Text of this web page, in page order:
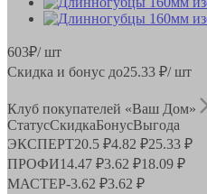
603₽/ шт
Скидка и бонус до25.33 ₽/ шт
Клуб покупателей «Ваш Дом»
СтатусСкидкаБонусВыгода
ЭКСПЕРТ20.5 ₽4.82 ₽25.33 ₽
ПРОФИ14.47 ₽3.62 ₽18.09 ₽
МАСТЕР-3.62 ₽3.62 ₽